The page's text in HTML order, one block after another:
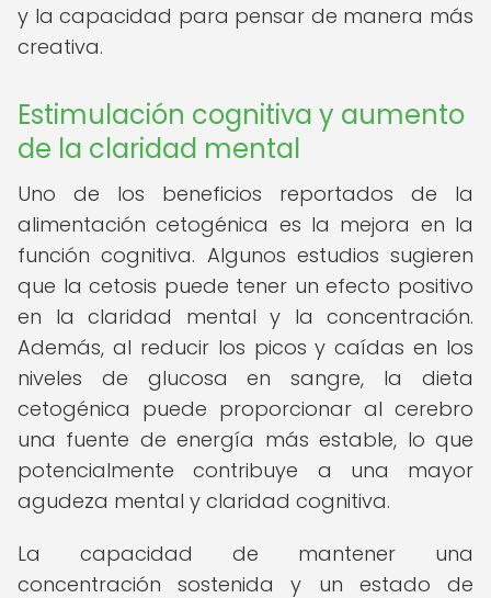
y la capacidad para pensar de manera más
creativa.
Estimulación cognitiva y aumento
de la claridad mental
Uno de los beneficios reportados de la
alimentación cetogénica es la mejora en la
función cognitiva. Algunos estudios sugieren
que la cetosis puede tener un efecto positivo
en la claridad mental y la concentración.
Además, al reducir los picos y caídas en los
niveles de glucosa en sangre, la dieta
cetogénica puede proporcionar al cerebro
una fuente de energía más estable, lo que
potencialmente contribuye a una mayor
agudeza mental y claridad cognitiva.
La capacidad de mantener una
concentración sostenida y un estado de